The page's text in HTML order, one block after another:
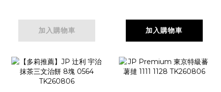
加入購物車 加入購物車